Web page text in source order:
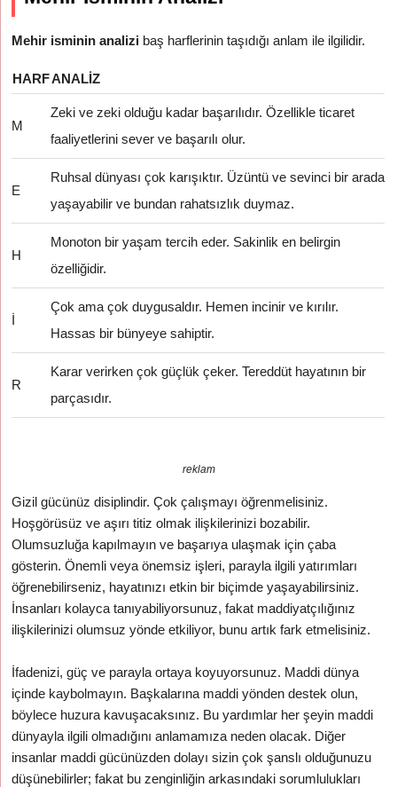
Mehir isminin analizi baş harflerinin taşıdığı anlam ile ilgilidir.
HARFANALIZ
M
Zeki ve zeki olduğu kadar başarılıdır. Özellikle ticaret
faaliyetlerini sever ve başarılı olur.
E
Ruhsal dünyası çok karışıktır. Üzüntü ve sevinci bir arada
yaşayabilir ve bundan rahatsızlık duymaz.
H
Monoton bir yaşam tercih eder. Sakinlik en belirgin
özelliğidir.
İ
Çok ama çok duygusaldır. Hemen incinir ve kırılır.
Hassas bir bünyeye sahiptir.
R
Karar verirken çok güçlük çeker. Tereddüt hayatının bir
parçasıdır.
reklam
Gizil gücünüz disiplindir. Çok çalışmayı öğrenmelisiniz.
Hoşgörüsüz ve aşırı titiz olmak ilişkilerinizi bozabilir.
Olumsuzluğa kapılmayın ve başarıya ulaşmak için çaba
gösterin. Önemli veya önemsiz işleri, parayla ilgili yatırımları
öğrenebilirseniz, hayatınızı etkin bir biçimde yaşayabilirsiniz.
İnsanları kolayca tanıyabiliyorsunuz, fakat maddiyatçılığınız
ilişkilerinizi olumsuz yönde etkiliyor, bunu artık fark etmelisiniz.
İfadenizi, güç ve parayla ortaya koyuyorsunuz. Maddi dünya
içinde kaybolmayın. Başkalarına maddi yönden destek olun,
böylece huzura kavuşacaksınız. Bu yardımlar her şeyin maddi
dünyayla ilgili olmadığını anlamamıza neden olacak. Diğer
insanlar maddi gücünüzden dolayı sizin çok şanslı olduğunuzu
düşünebilirler; fakat bu zenginliğin arkasındaki sorumlulukları